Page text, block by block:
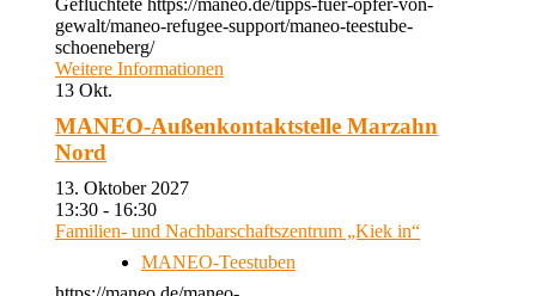
Geflüchtete https://maneo.de/tipps-fuer-opfer-von-
gewalt/maneo-refugee-support/maneo-teestube-
schoeneberg/
Weitere Informationen
13 Okt.
MANEO-Außenkontaktstelle Marzahn
Nord
13. Oktober 2027
13:30 - 16:30
Familien- und Nachbarschaftszentrum „Kiek in“
MANEO-Teestuben